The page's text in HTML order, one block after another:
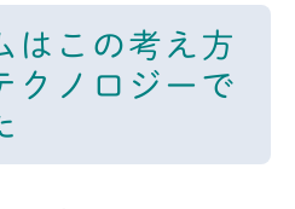
この考え方
クノロジーで